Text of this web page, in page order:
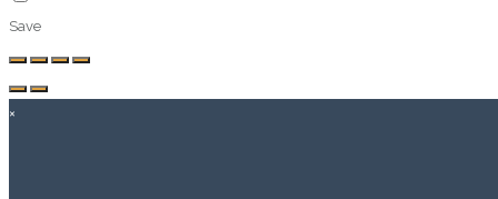
Save
×